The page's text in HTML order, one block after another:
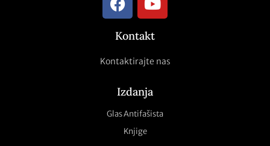
Kontakt
Kontaktirajte nas
Izdanja
Glas Antifašista
Knjige